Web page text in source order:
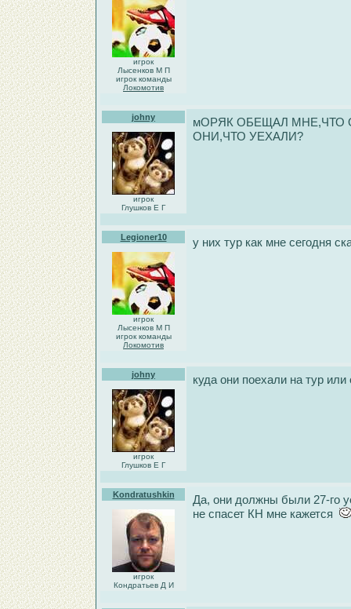
игрок
Лысенков М П
игрок команды
Локомотив
johny
игрок
Глушков Е Г
мОРЯК ОБЕЩАЛ МНЕ,ЧТО
ОНИ,ЧТО УЕХАЛИ?
Legioner10
игрок
Лысенков М П
игрок команды
Локомотив
у них тур как мне сегодня
johny
игрок
Глушков Е Г
куда они поехали на тур
Kondratushkin
игрок
Кондратьев Д И
Да, они должны были 27-го
не спасет КН мне кажется